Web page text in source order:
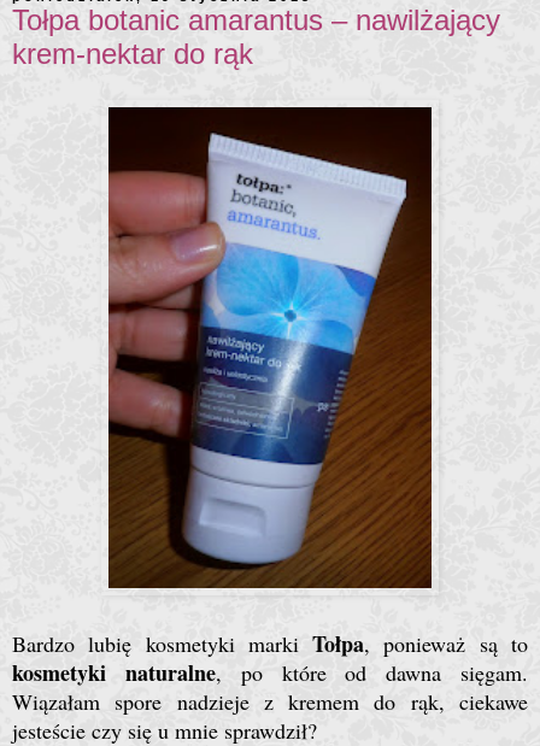
Tołpa botanic amarantus – nawilżający
krem-nektar do rąk
Bardzo lubię kosmetyki markiTołpa, ponieważ są to
kosmetyki naturalne, po które od dawna sięgam.
Wiązałam spore nadzieje z kremem do rąk, ciekawe
jesteście czy się u mnie sprawdził?